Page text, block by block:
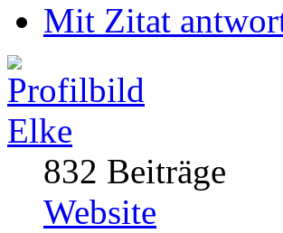
Mit Zitat
Elke
832 Beiträge
Website